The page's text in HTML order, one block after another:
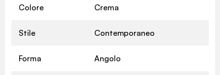
Colore Crema
Stile Contemporaneo
Forma Angolo